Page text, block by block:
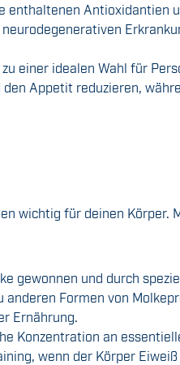
enthaltenen Antioxidantien
einer idealen Wahl für
Appetit reduzieren,
wichtig für deinen Körper.
gewonnen und durch
Formen von
Ernährung.
Konzentration an
wenn der Körper Eiweiß